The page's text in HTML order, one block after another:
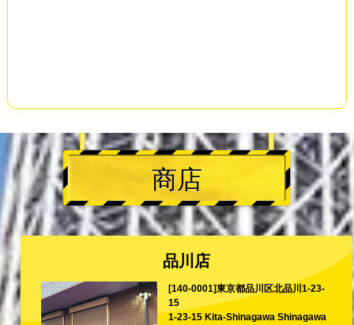
商店
品川店
[140-0001]東京都品川区北品川1-23-
15
1-23-15 Kita-Shinagawa Shinagawa